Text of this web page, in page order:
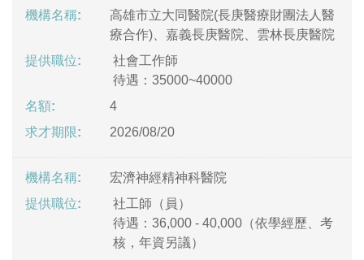
高雄市立大同醫院(長庚醫療財團法人醫
療合作)、嘉義長庚醫院、雲林長庚醫院
社會工作師
待遇：35000~40000
4
2026/08/20
宏濟神經精神科醫院
社工師（員）
待遇：36,000 - 40,000（依學經歷、考
核，年資另議）